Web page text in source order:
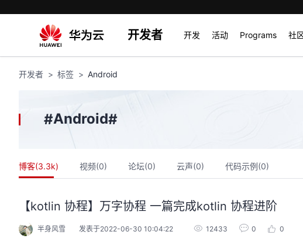
开发者 开发 活动 Programs 社
开发者 标签 Android
#Android#
博客(3.3k) 视频(0) 论坛(0) 云声(0) 代码示例(0)
【kotlin 协程】万字协程 一篇完成kotlin 协程进阶
半身风雪 发表于2022-06-30 10:04:22 12433 0 0